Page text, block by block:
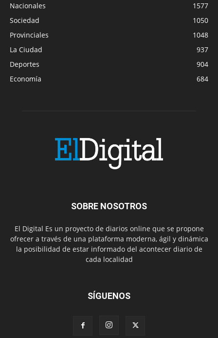
Nacionales
1577
Sociedad
1050
Provinciales
1048
La Ciudad
937
Deportes
904
Economía
684
SOBRE NOSOTROS
El Digital Es un proyecto de diarios online que se propone
ofrecer a través de una plataforma moderna, ágil y dinámica
la posibilidad de estar informado del acontecer diario de
cada localidad
SÍGUENOS